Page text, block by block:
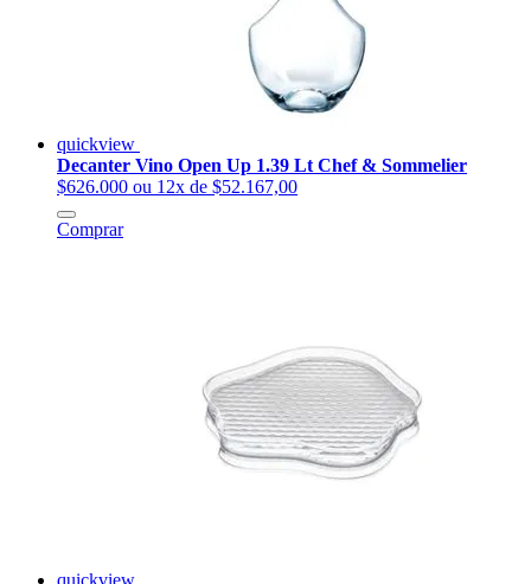
quickview
Decanter Vino Open Up 1.39 Lt Chef & Sommelier
$626.000 ou 12x de $52.167,00
Comprar
quickview